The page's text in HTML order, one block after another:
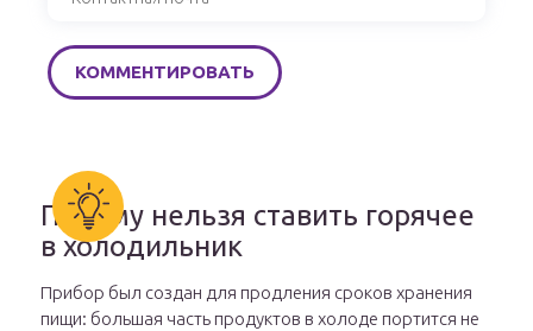
Почему нельзя ставить горячее
в холодильник
Прибор был создан для продления сроков хранения
пищи: большая часть продуктов в холоде портится не